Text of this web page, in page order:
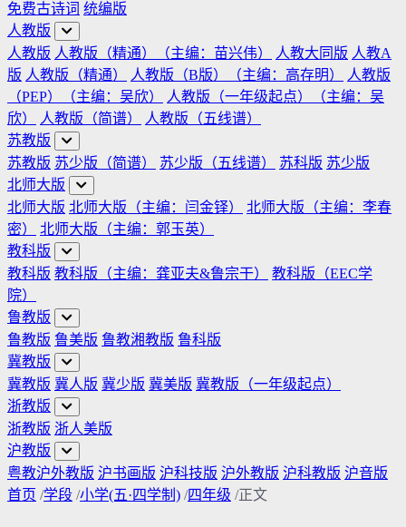
免费古诗词 统编版
人教版
人教版 人教版（精通）（主编：苗兴伟） 人教大同版 人教A
版 人教版（精通） 人教版（B版）（主编：高存明）
人教版
（PEP）（主编：吴欣）
人教版（一年级起点）（主编：吴
欣）
人教版（简谱）
人教版（五线谱）
苏教版
苏教版 苏少版（简谱） 苏少版（五线谱） 苏科版 苏少版
北师大版
北师大版 北师大版（主编：闫金铎）
北师大版（主编：李春
密）
北师大版（主编：郭玉英）
教科版
教科版 教科版（主编：龚亚夫&鲁宗干）
教科版（EEC学
院）
鲁教版
鲁教版 鲁美版 鲁教湘教版 鲁科版
冀教版
冀教版 冀人版 冀少版 冀美版 冀教版（一年级起点）
浙教版
浙教版 浙人美版
沪教版
粤教沪外教版 沪书画版 沪科技版 沪外教版 沪科教版 沪音版
首页 /学段 /小学(五·四学制) /四年级 /正文